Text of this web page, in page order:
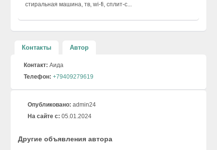
стиральная машина, тв, wi-fi, сплит-с...
Контакты Автор
Контакт: Аида
Телефон: +79409279619
Опубликовано: admin24
На сайте с: 05.01.2024
Другие объявления автора